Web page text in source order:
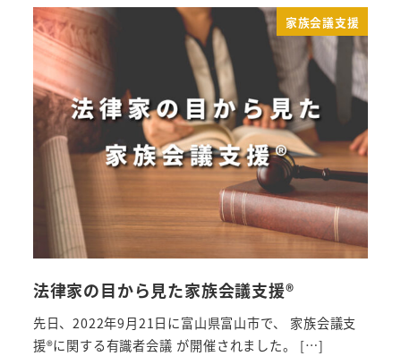
家族会議支援
法律家の目から見た家族会議支援®︎
先日、2022年9月21日に富山県富山市で、 家族会議支
援®︎に関する有識者会議 が開催されました。 […]